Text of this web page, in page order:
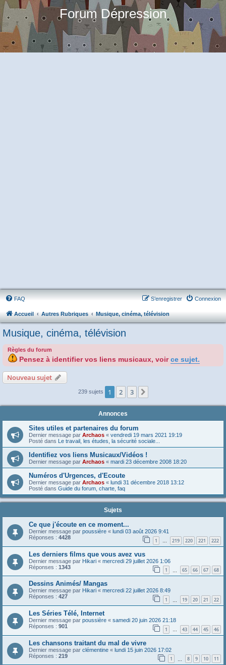
Forum Dépression
FAQ Connexion
S’enregistrer
Accueil Autres Rubriques Musique, cinéma, télévision
Musique, cinéma, télévision
Règles du forum
Pensez à identifier vos liens musicaux, voir ce sujet.
Nouveau sujet
239 sujets 1 2 3
Annonces
Sites utiles et partenaires du forum
Dernier message par Archaos « vendredi 19 mars 2021 19:19
Posté dans Le travail, les études, la sécurité sociale...
Identifiez vos liens Musicaux/Vidéos !
Dernier message par Archaos « mardi 23 décembre 2008 18:20
Numéros d'Urgences, d'Ecoute
Dernier message par Archaos « lundi 31 décembre 2018 13:12
Posté dans Guide du forum, charte, faq
Sujets
Ce que j'écoute en ce moment...
Dernier message par poussière « lundi 03 août 2026 9:41
Réponses : 4428 1 … 219 220 221 222
Les derniers films que vous avez vus
Dernier message par Hikari « mercredi 29 juillet 2026 1:06
Réponses : 1343 1 65 66 67 68
Dessins Animés/ Mangas
Dernier message par Hikari « mercredi 22 juillet 2026 8:49
Réponses : 427 1 19 20 21 22
Les Séries Télé, Internet
Dernier message par poussière « samedi 20 juin 2026 21:18
Réponses : 901 1 … 43 44 45 46
Les chansons traitant du mal de vivre
Dernier message par clémentine « lundi 15 juin 2026 17:02
Réponses : 219 1 8 9 10 11